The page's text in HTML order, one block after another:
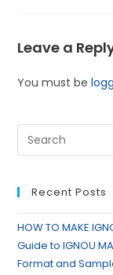
Leave a
You must be
Recent Posts
HOW TO MAKE
Guide to IGNOU
Format and